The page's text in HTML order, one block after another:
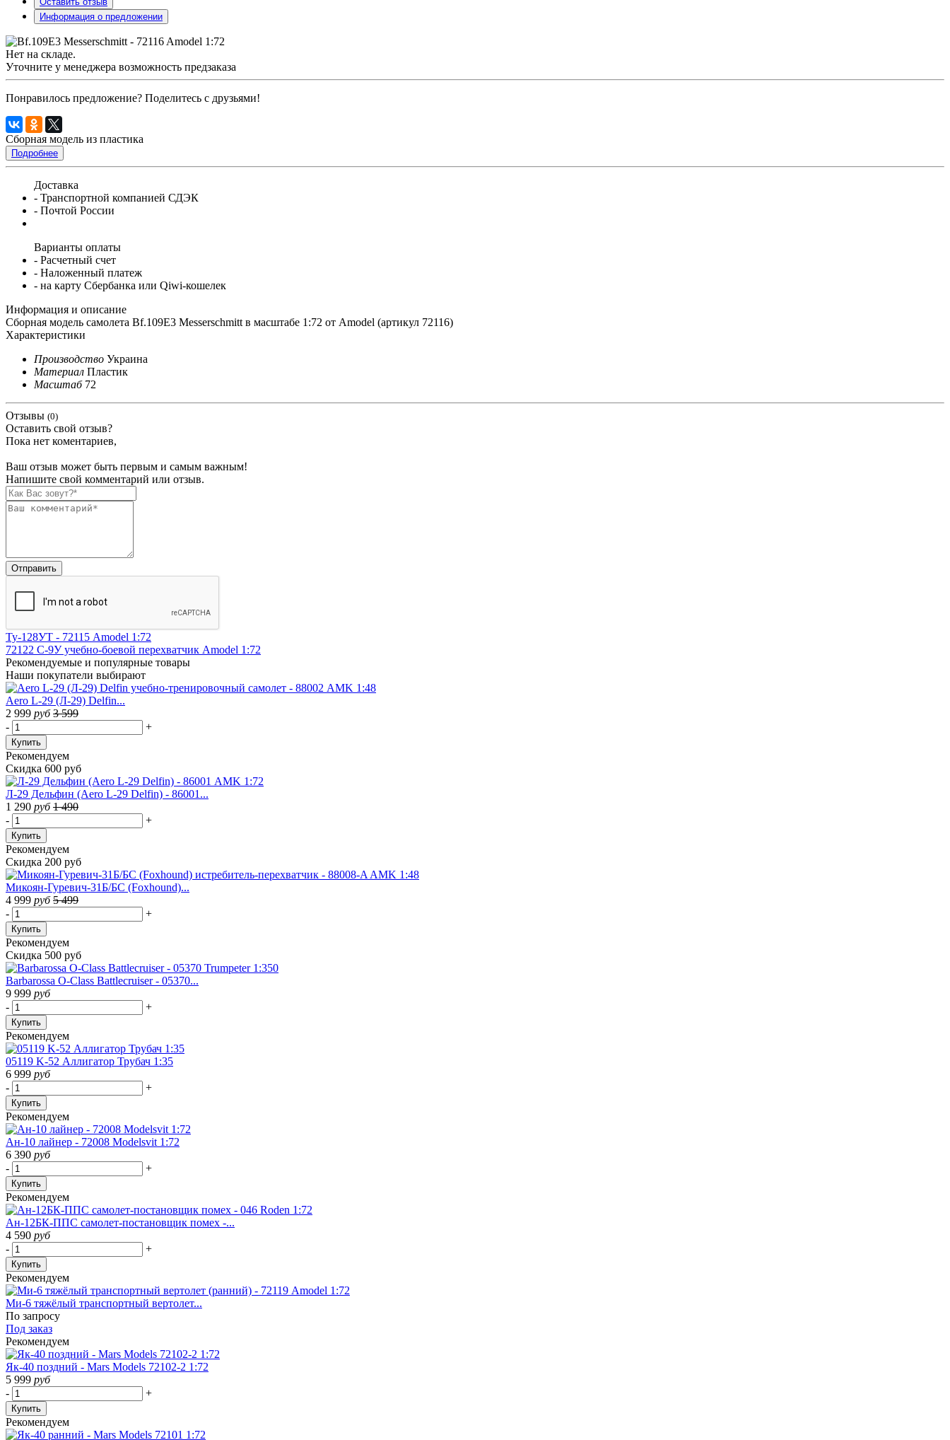
Информация о предложении
Нет на складе.
Уточните у менеджера возможность предзаказа
Понравилось предложение? Поделитесь с друзьями!
Сборная модель из пластика
Подробнее
Доставка
- Транспортной компанией СДЭК
- Почтой России
Варианты оплаты
- Расчетный счет
- Наложенный платеж
- на карту Сбербанка или Qiwi-кошелек
Информация и описание
Сборная модель самолета Bf.109Е3 Messerschmitt в масштабе 1:72 от Amodel (артикул 72116)
Характеристики
Производство Украина
Материал Пластик
Масштаб 72
Отзывы (0)
Оставить свой отзыв?
Пока нет коментариев,
Ваш отзыв может быть первым и самым важным!
Напишите свой комментарий или отзыв.
Ту-128УТ - 72115 Amodel 1:72
72122 С-9У учебно-боевой перехватчик Amodel 1:72
Рекомендуемые и популярные товары
Наши покупатели выбирают
Aero L-29 (Л-29) Delfin...
2 999 руб 3 599
-
+
Купить
Рекомендуем
Скидка 600 руб
Л-29 Дельфин (Aero L-29 Delfin) - 86001...
1 290 руб 1 490
-
+
Купить
Рекомендуем
Скидка 200 руб
Микоян-Гуревич-31Б/БС (Foxhound)...
4 999 руб 5 499
-
+
Купить
Рекомендуем
Скидка 500 руб
Barbarossa O-Class Battlecruiser - 05370...
9 999 руб
-
+
Купить
Рекомендуем
05119 K-52 Аллигатор Трубач 1:35
6 999 руб
-
+
Купить
Рекомендуем
Ан-10 лайнер - 72008 Modelsvit 1:72
6 390 руб
-
+
Купить
Рекомендуем
Ан-12БК-ППС самолет-постановщик помех -...
4 590 руб
-
+
Купить
Рекомендуем
Ми-6 тяжёлый транспортный вертолет...
По запросу
Под заказ
Рекомендуем
Як-40 поздний - Mars Models 72102-2 1:72
5 999 руб
-
+
Купить
Рекомендуем